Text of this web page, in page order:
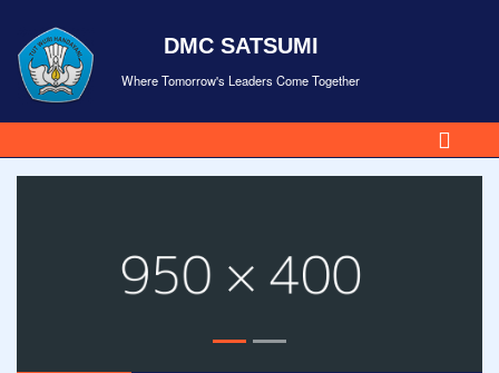
DMC SATSUMI
Where Tomorrow's Leaders Come Together